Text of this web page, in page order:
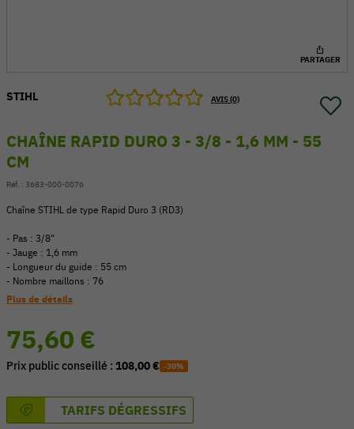
V
PARTAGER
STIHL AVIS (0)
CHAÎNE RAPID DURO 3 - 3/8 - 1,6 MM - 55
CM
Réf. : 3683-000-0076
Chaîne STIHL de type Rapid Duro 3 (RD3)
- Pas : 3/8"
- Jauge : 1,6 mm
- Longueur du guide : 55 cm
- Nombre maillons : 76
Plus de détails
75,60 €
Prix public conseillé : 108,00 € -30%
TARIFS DÉGRESSIFS